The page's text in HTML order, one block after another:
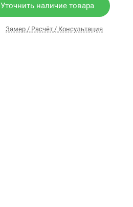
Уточнить наличие товара
Замер / Расчёт / Консультация